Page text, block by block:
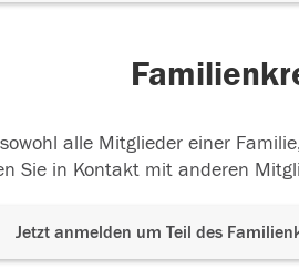
alle Mitglieder einer
Sie in Kontakt mit anderen
Jetzt anmelden um Teil des